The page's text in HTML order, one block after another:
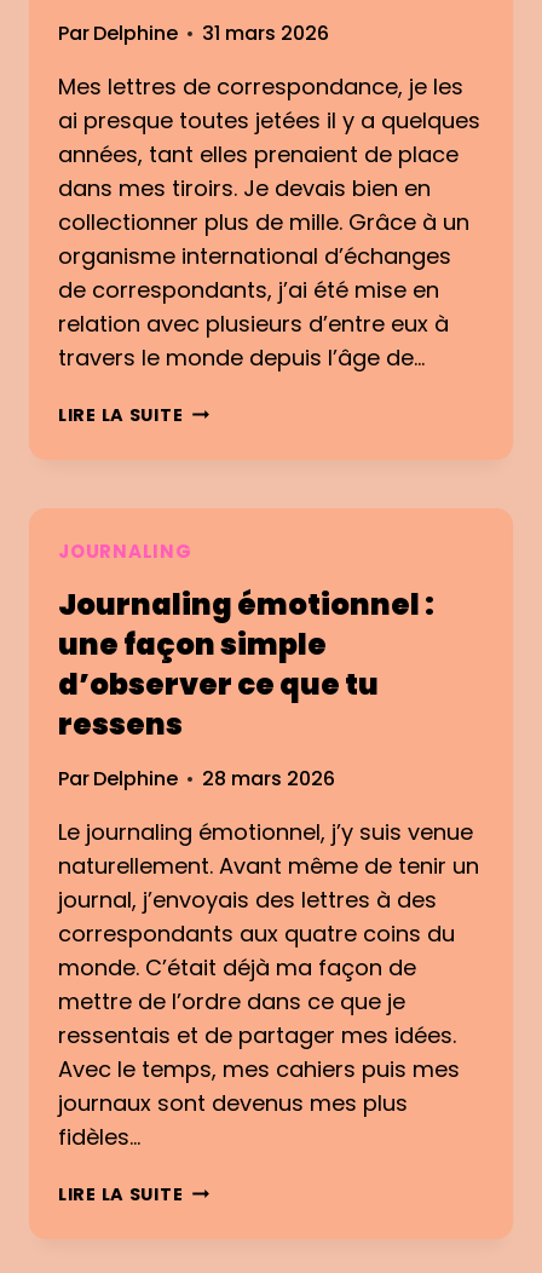
B
R
E
C
E
O
I
R
U
E
O
I
E
D
A
N
B
Î
T
E
ParDelphine 31 mars 2026
Mes lettres de correspondance, je les
ai presque toutes jetées il y a quelques
années, tant elles prenaient de place
dans mes tiroirs. Je devais bien en
collectionner plus de mille. Grâce à un
organisme international d’échanges
de correspondants, j’ai été mise en
relation avec plusieurs d’entre eux à
travers le monde depuis l’âge de…
LIRE LA SUITE C
Q
M
A
A
P
P
S
N
I
E
D
E
E
T
T
S
E
JOURNALING
Journaling émotionnel :
une façon simple
d’observer ce que tu
ressens
ParDelphine 28 mars 2026
Le journaling émotionnel, j’y suis venue
naturellement. Avant même de tenir un
journal, j’envoyais des lettres à des
correspondants aux quatre coins du
monde. C’était déjà ma façon de
mettre de l’ordre dans ce que je
ressentais et de partager mes idées.
Avec le temps, mes cahiers puis mes
journaux sont devenus mes plus
fidèles…
LIRE LA SUITE J
U